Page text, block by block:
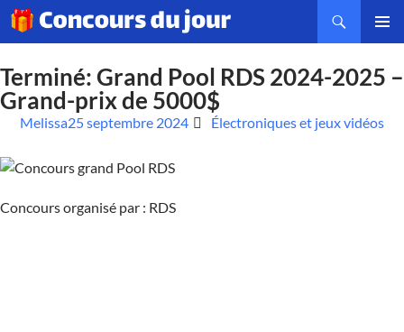
Terminé: Grand Pool RDS 2024-2025 –
Grand-prix de 5000$
Melissa25 septembre 2024 Électroniques et jeux vidéos
Concours organisé par : RDS